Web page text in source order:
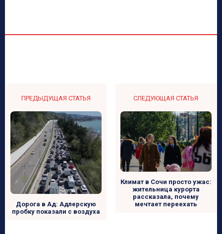
ПРЕДЫДУЩАЯ СТАТЬЯ
Дорога в Ад: Адлерскую
пробку показали с воздуха
СЛЕДУЮЩАЯ СТАТЬЯ
Климат в Сочи просто ужас:
жительница курорта
рассказала, почему
мечтает переехать